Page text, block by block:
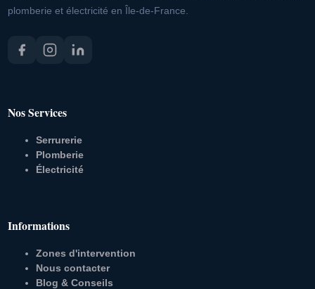
plomberie et électricité en Île-de-France.
Nos Services
Serrurerie
Plomberie
Électricité
Informations
Zones d'intervention
Nous contacter
Blog & Conseils